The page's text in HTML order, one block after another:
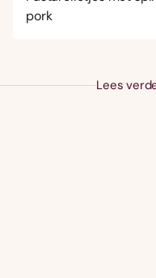
pork
Lees